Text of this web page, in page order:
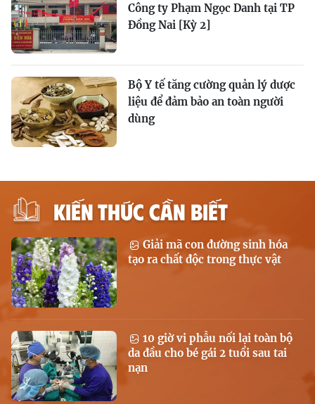
Công ty Phạm Ngọc Danh tại TP
Đồng Nai [Kỳ 2]
Bộ Y tế tăng cường quản lý dược
liệu để đảm bảo an toàn người
dùng
KIẾN THỨC CẦN BIẾT
Giải mã con đường sinh hóa
tạo ra chất độc trong thực vật
10 giờ vi phẫu nối lại toàn bộ
da đầu cho bé gái 2 tuổi sau tai
nạn